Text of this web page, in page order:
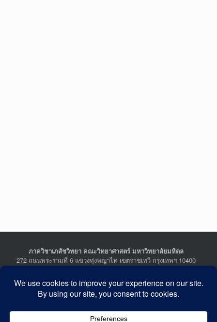
ภาควิชาเภสัชวิทยา คณะวิทยาศาสตร์ มหาวิทยาลัยมหิดล
272 ถนนพระรามที่ 6 แขวงทุ่งพญาไท เขตราชเทวี กรุงเทพฯ 10400
Department of Pharmacology, Faculty of Science, Mahidol
University
272 Rama VI Road, Ratchathewi District, Bangkok 10400
Tel : +662-201-5641-2, Fax : +662-354-7157